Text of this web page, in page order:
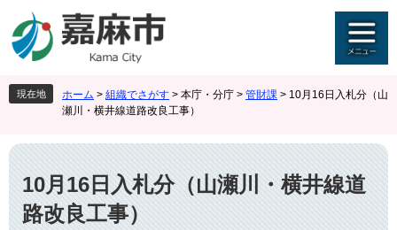
ジ
先
頭
。
ュ
を
飛
て
本
文
へ
現在地 ホーム > 組織でさがす > 本庁・分庁 > 管財課 > 10月16日入札分（山
瀬川・横井線道路改良工事）
本
文
10月16日入札分（山瀬川・横井線道
路改良工事）